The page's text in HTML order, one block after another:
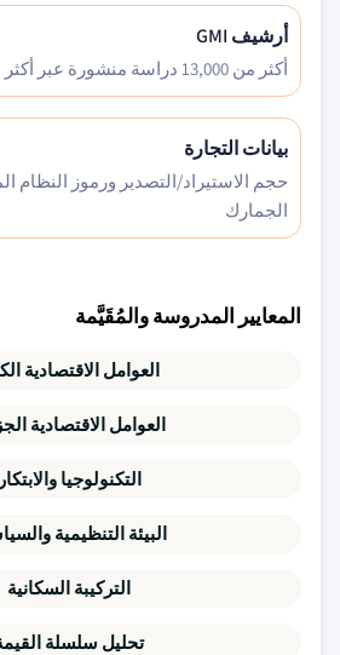
أرشيف GMI
أكثر من 13,000 دراسة منشورة عبر أكثر من 30 قطاعاً صناعياً
بيانات التجارة
حجم الاستيراد/التصدير ورموز
الجمارك
المعايير المدروسة والمُقَيَّمة
العوامل الاقتصادية
العوامل الاقتصادية
التكنولوجيا والابتكار
البيئة التنظيمية
التركيبة السكانية
تحليل سلسلة